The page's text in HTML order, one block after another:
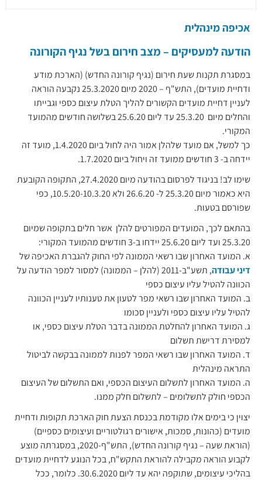
אכיפה מינהלית
הודעה למעסיקים – מצב חירום בשל נגיף הקורונה
במסגרת תקנות שעת חירום (נגיף קורונה החדש) (הארכת מודע
ודחיית מועדים), התש"ף – 2020 מיום 25.3.2020 נקבעה הוראה
לעניין דחיית מועדים הקשורים להליך הטלת עיצום כספי וגבייתו
והחלים מיום 25.3.20 עד ליום 25.6.20 בשלושה חודשים מהמועד
המקורי.
כך למשל, אם מועד שלהלן אמור היה לחול ביום 1.4.2020, מועד זה
יידחה ב- 3 חודשים ממועד זה ויחול ביום 1.7.2020.
שימו לב! בניגוד לפרסום בהודעה מיום 27.4.2020, התקופה הקובעת
היא כאמור מיום 25.3.20 ל- 26.6.20 ולא 10.5.20-10.3.20, כפי
שפורסם בטעות.
בהתאם לכך, המועדים המפורטים להלן אשר חלים בתקופה שמיום
25.3.20 ועד ליום 25.6.20 יידחו ב-3 חודשים מהמועד המקורי:
א. המועד האחרון שבו רשאי הממונה לפי החוק להגברת האכיפה של
דיני עבודה
, תשע"ב-2011 (להלן – הממונה) למסור למפר הודעה על
הכוונה להטיל עליו עיצום כספי
ב. המועד האחרון שבו רשאי מפר לטעון את טענותיו לעניין הכוונה
להטיל עליו עיצום כספי ולעניין סכומו
ג. המועד האחרון להחלטת הממונה בדבר הטלת עיצום כספי, או
למסירת דרישת תשלום
ד. המועד האחרון שבו רשאי המפר לפנות לממונה בבקשה לביטול
התראה מינהלית
ה. המועד האחרון לתשלום העיצום הכספי, ואם התשלום של העיצום
הכספי חולק לתשלומים – לתשלום חלק ממנו.
יצוין כי בימים אלו מקודמת בכנסת הצעת חוק הארכת תקופות ודחיית
מועדים (כהונות, סמכות, אישורים רגולטוריים ועיצומים כספיים)
(הוראת שעה – נגיף קורונה החדש), התש"ף-2020, במסגרתה מוצע
לקבוע הוראה מקבילה להוראת התקש"ח, בכל הנוגע לדחיית מועדים
בהליכי עיצומים, שתוקפה יהא עד ליום 30.6.2020. כלומר, ככל